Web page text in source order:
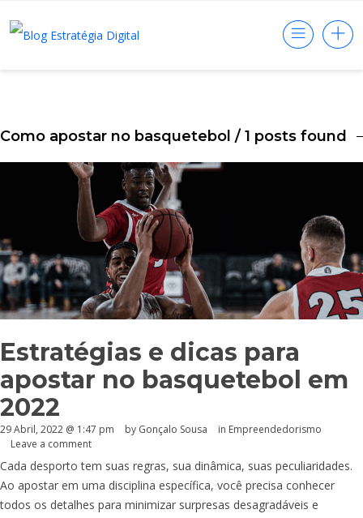
Como apostar no basquetebol / 1 posts found
Estratégias e dicas para
apostar no basquetebol em
2022
29 Abril, 2022 @ 1:47 pm by Gonçalo Sousa in Empreendedorismo
Leave a comment
Cada desporto tem suas regras, sua dinâmica, suas peculiaridades.
Ao apostar em uma disciplina específica, você precisa conhecer
todos os detalhes para minimizar surpresas desagradáveis ​​e